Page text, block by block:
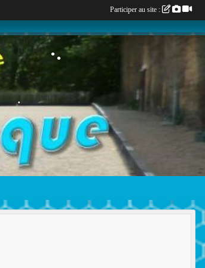
Participer au site :
•
•